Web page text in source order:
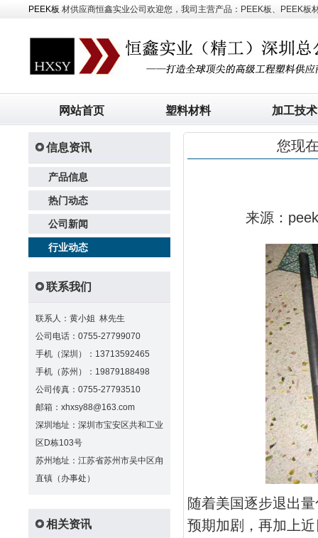
PEEK板 材供应商恒鑫实业公司欢迎您，我司主营产品：PEEK板、PEEK板
网站首页 塑料材料 加工技术
信息资讯
产品信息
热门动态
公司新闻
行业动态
联系我们
联系人：黄小姐 林先生
公司电话：0755-27799070
手机（深圳）：13713592465
手机（苏州）：19879188498
公司传真：0755-27793510
邮箱：xhxsy88@163.com
深圳地址：深圳市宝安区共和工业
区D栋103号
苏州地址：江苏省苏州市吴中区甪
直镇（办事处）
相关资讯
您现
来源：
随着美国逐步退出
预期加剧，再加上